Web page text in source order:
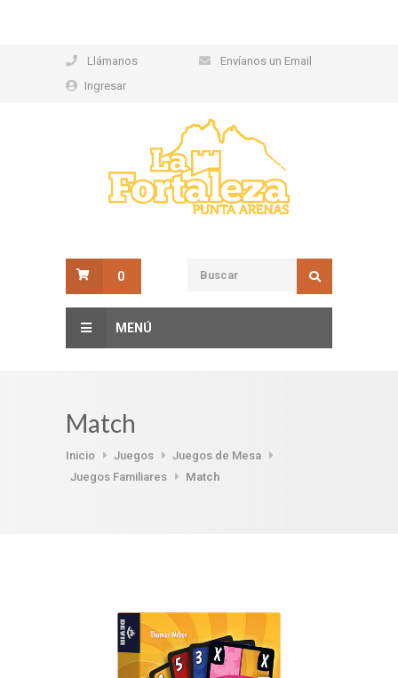
Llámanos
Envíanos un Email
Ingresar
0
MENÚ
Match
Inicio Juegos
Juegos de Mesa
Juegos Familiares
Match